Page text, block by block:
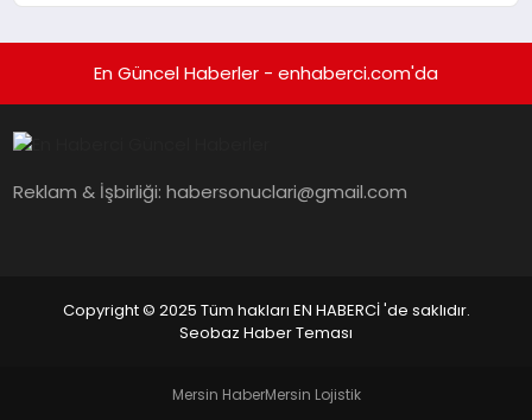
En Güncel Haberler - enhaberci.com'da
Reklam & İşbirliği:habersonuclari@gmail.com
Copyright © 2025 Tüm hakları EN HABERCİ 'de saklıdır.
Seobaz Haber Teması
Mersin HaberMersin Lojistik